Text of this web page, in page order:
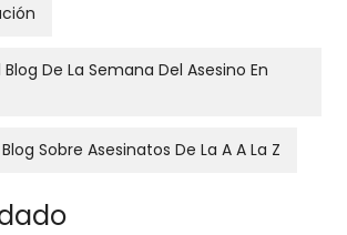
De La Semana Del Asesino En
Sobre Asesinatos De La A A La Z